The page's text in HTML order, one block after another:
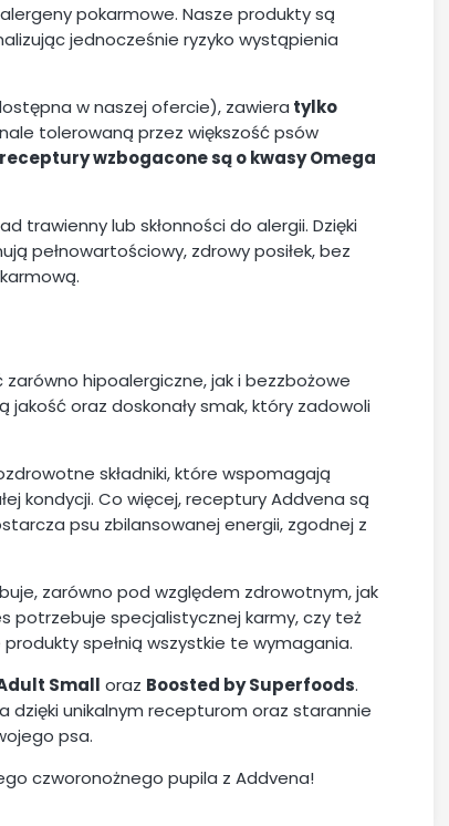
pokarmowe. Nasze produkty są
jednocześnie ryzyko wystąpienia
w naszej ofercie), zawiera tylko
tolerowaną przez większość psów
wzbogacone są o kwasy Omega
trawienny lub skłonności do alergii. Dzięki
pełnowartościowy, zdrowy posiłek, bez
hipoalergiczne, jak i bezzbożowe
oraz doskonały smak, który zadowoli
składniki, które wspomagają
kondycji. Co więcej, receptury Addvena są
psu zbilansowanej energii, zgodnej z
zarówno pod względem zdrowotnym, jak
potrzebuje specjalistycznej karmy, czy też
spełnią wszystkie te wymagania.
Small oraz Boosted by Superfoods.
dzięki unikalnym recepturom oraz starannie
psa.
czworonożnego pupila z Addvena!